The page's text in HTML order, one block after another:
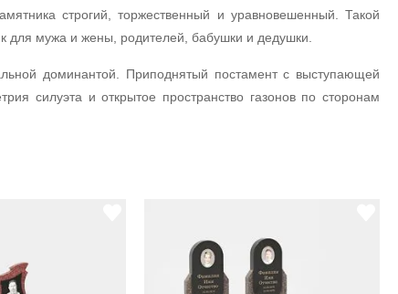
строгий, торжественный и уравновешенный. Такой
для мужа и жены, родителей, бабушки и дедушки.
доминантой. Приподнятый постамент с выступающей
силуэта и открытое пространство газонов по сторонам